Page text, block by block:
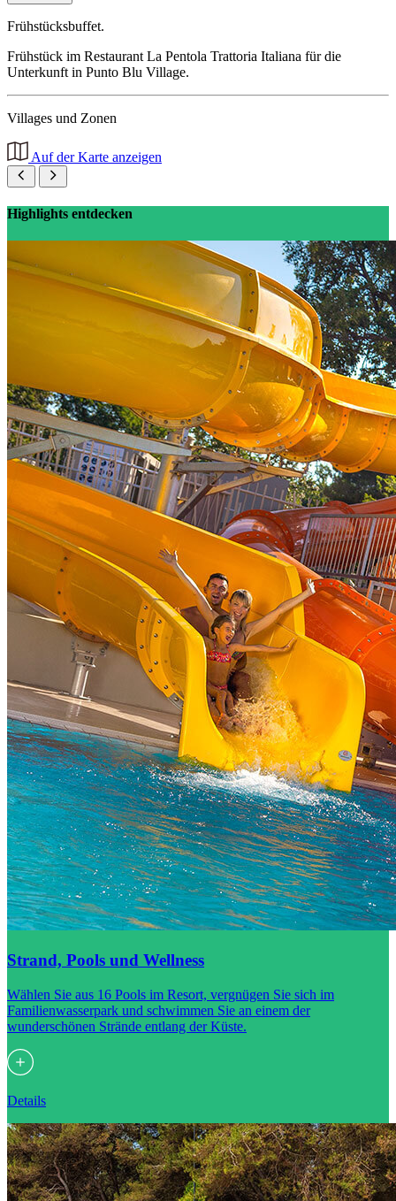
Frühstücksbuffet.
Frühstück im Restaurant La Pentola Trattoria Italiana für die
Unterkunft in Punto Blu Village.
Villages und Zonen
Auf der Karte anzeigen
Highlights entdecken
Strand, Pools und Wellness
Wählen Sie aus 16 Pools im Resort, vergnügen Sie sich im
Familienwasserpark und schwimmen Sie an einem der
wunderschönen Strände entlang der Küste.
Details